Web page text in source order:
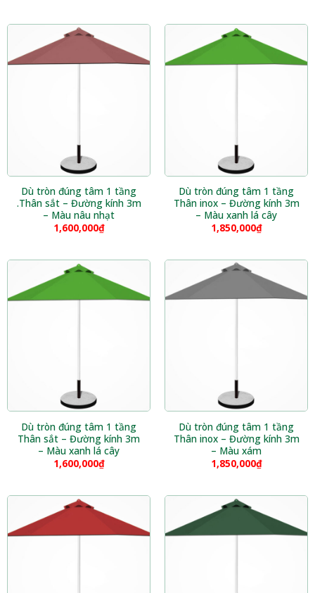
Dù tròn đúng tâm 1 tầng
.Thân sắt – Đường kính 3m
– Màu nâu nhạt
1,600,000₫
Dù tròn đúng tâm 1 tầng
Thân inox – Đường kính 3m
– Màu xanh lá cây
1,850,000₫
Dù tròn đúng tâm 1 tầng
Thân sắt – Đường kính 3m
– Màu xanh lá cây
1,600,000₫
Dù tròn đúng tâm 1 tầng
Thân inox – Đường kính 3m
– Màu xám
1,850,000₫